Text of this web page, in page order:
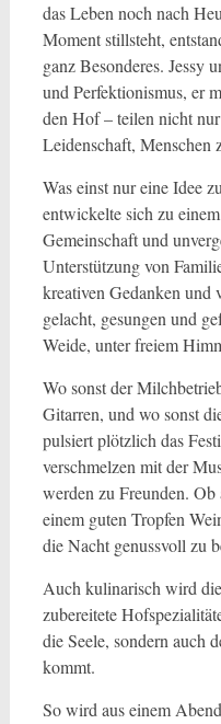
das Leben noch nach
Moment stillsteht,
ganz Besonderes. Jessy
und Perfektionismus, er
den Hof – teilen nicht
Leidenschaft, Menschen
Was einst nur eine Idee
entwickelte sich zu
Gemeinschaft und
Unterstützung von
kreativen Gedanken und
gelacht, gesungen und
Weide, unter freiem
Wo sonst der
Gitarren, und wo sonst
pulsiert plötzlich das
verschmelzen mit der
werden zu Freunden.
einem guten Tropfen
die Nacht genussvoll zu
Auch kulinarisch wird
zubereitete
die Seele, sondern auch
kommt.
So wird aus einem